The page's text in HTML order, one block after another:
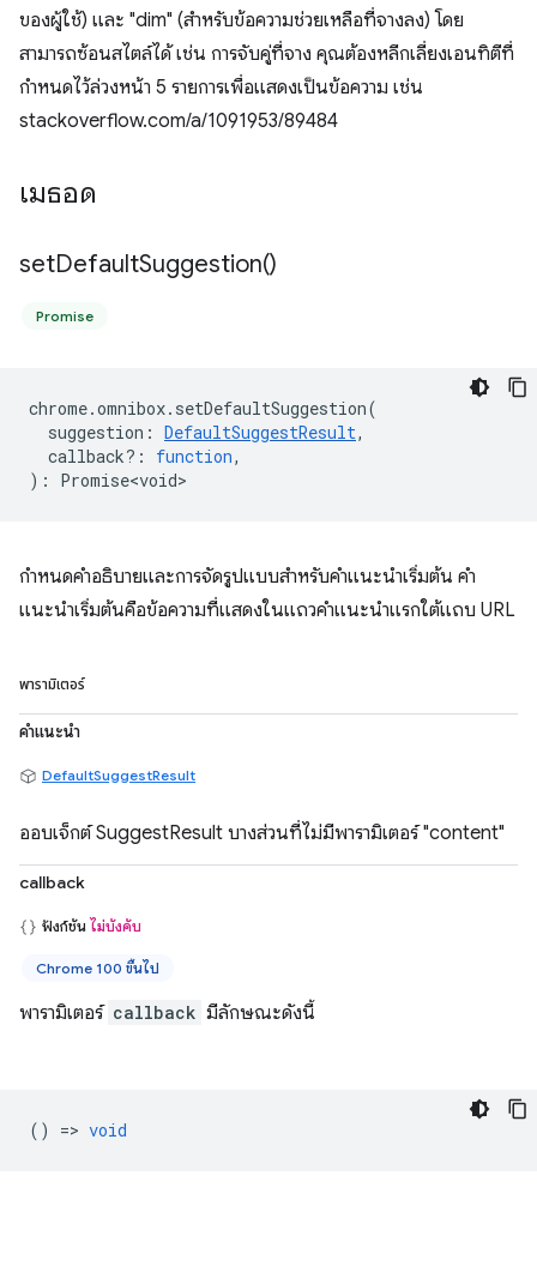
ของผู้ใช้) และ "dim" (สำหรับข้อความช่วยเหลือที่จางลง) โดย
สามารถซ้อนสไตล์ได้ เช่น การจับคู่ที่จาง คุณต้องหลีกเลี่ยงเอนทิตีที่
กำหนดไว้ล่วงหน้า 5 รายการเพื่อแสดงเป็นข้อความ เช่น
stackoverflow.com/a/1091953/89484
เมธอด
setDefaultSuggestion()
Promise
chrome.omnibox. setDefaultSuggestion(
suggestion : DefaultSuggestResult,
callback? : function,
) : Promise<void>
กำหนดคำอธิบายและการจัดรูปแบบสำหรับคำแนะนำเริ่มต้น คำ
แนะนำเริ่มต้นคือข้อความที่แสดงในแถวคำแนะนำแรกใต้แถบ URL
พารามิเตอร์
คำแนะนำ
DefaultSuggestResult
ออบเจ็กต์ SuggestResult บางส่วนที่ไม่มีพารามิเตอร์ "content"
callback
ฟังก์ชัน ไม่บังคับ
Chrome 100 ขึ้นไป
พารามิเตอร์ callback มีลักษณะดังนี้
() => void